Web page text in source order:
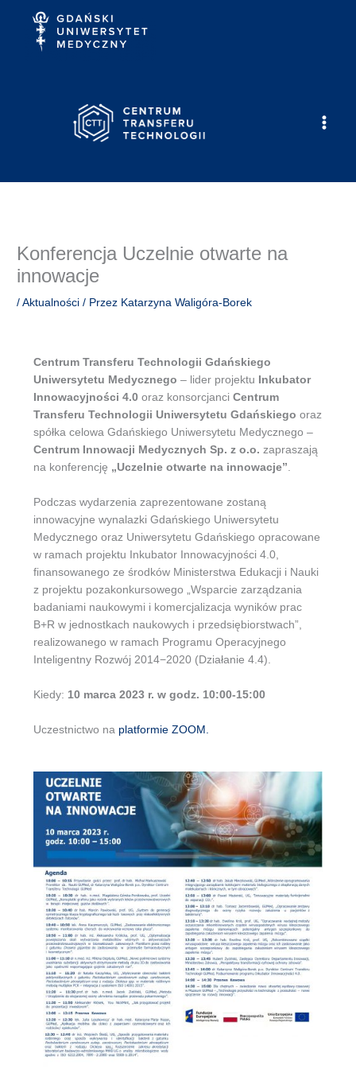
Konferencja Uczelnie otwarte na
innowacje
/Aktualności / Przez Katarzyna Waligóra-Borek
Centrum Transferu Technologii Gdańskiego
Uniwersytetu Medycznego – lider projektu
Inkubator
Innowacyjności 4.0oraz konsorcjanci Centrum
Transferu Technologii Uniwersytetu Gdańskiego oraz
spółka celowa Gdańskiego Uniwersytetu Medycznego –
Centrum Innowacji Medycznych Sp. z o.o. zapraszają
na konferencję „Uczelnie otwarte na innowacje”
Podczas wydarzenia zaprezentowane zostaną
innowacyjne wynalazki Gdańskiego Uniwersytetu
Medycznego oraz Uniwersytetu Gdańskiego opracowane
w ramach projektu Inkubator Innowacyjności 4.0,
finansowanego ze środków Ministerstwa Edukacji i Nauki
z projektu pozakonkursowego „Wsparcie zarządzania
badaniami naukowymi i komercjalizacja wyników prac
B+R w jednostkach naukowych i przedsiębiorstwach”,
realizowanego w ramach Programu Operacyjnego
Inteligentny Rozwój 2014−2020 (Działanie 4.4).
Kiedy: 10 marca 2023 r. w godz. 10:00-15:00
Uczestnictwo na platformie ZOOM.